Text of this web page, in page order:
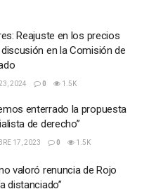
Reajuste en los precios
en la Comisión de
2024 0 1.5K
enterrado la propuesta
de derecho”
17, 2023 0 1.5K
valoró renuncia de Rojo
distanciado”